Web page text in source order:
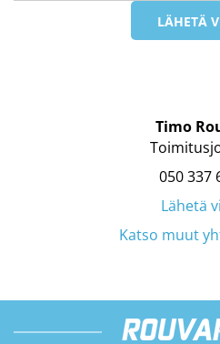
Timo
050 337
Lähetä
Katso muut